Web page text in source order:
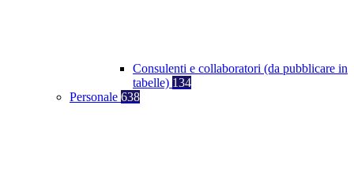
Consulenti e collaboratori (da pubblicare in
tabelle) 134
Personale 638